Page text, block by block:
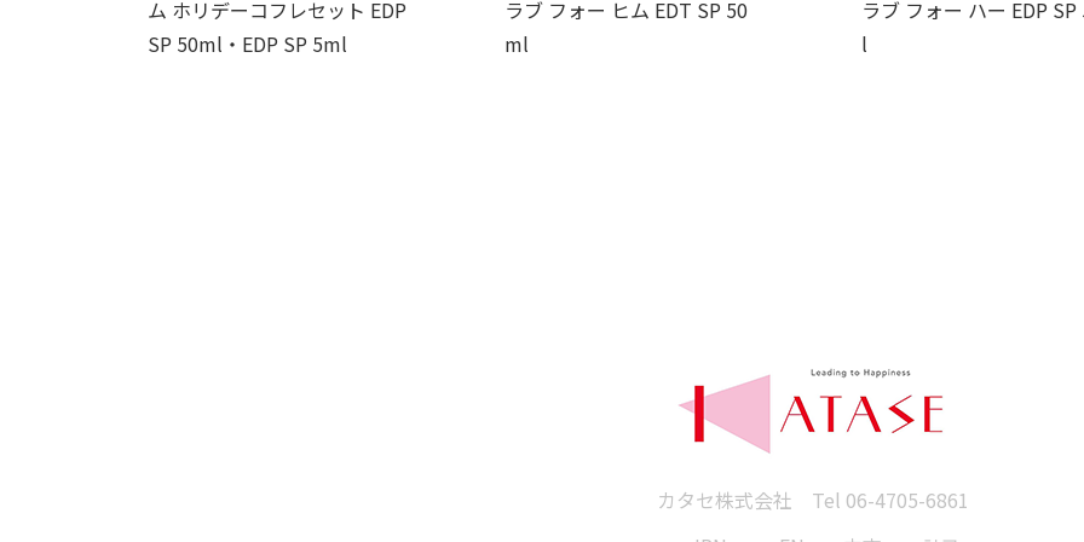
ム ホリデーコフレセット EDP
SP 50ml・EDP SP 5ml
ラブ フォー ヒム EDT SP 50
ml
ラブ フォー ハー EDP
l
カタセ株式会社 Tel 06-4705-6861